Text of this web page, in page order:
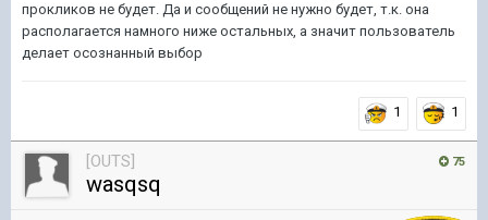
прокликов не будет. Да и сообщений не нужно будет, т.к. она
располагается намного ниже остальных, а значит пользователь
делает осознанный выбор
1 1
75
[OUTS]
wasqsq